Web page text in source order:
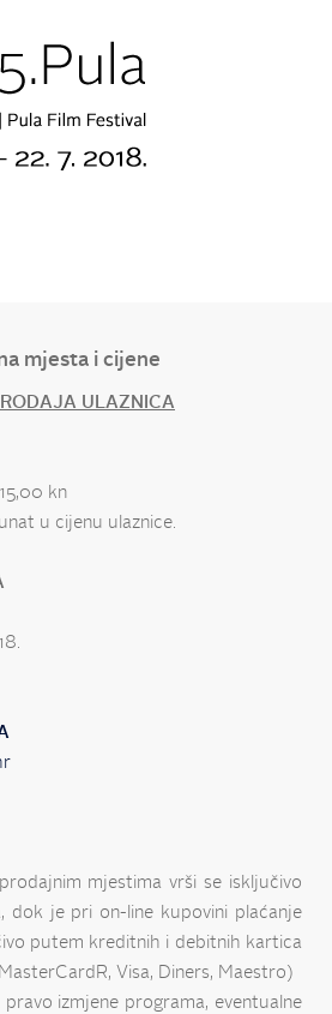
mjesta i cijene
ULAZNICA
kn
u cijenu ulaznice.
mjestima vrši se isključivo
dok je pri on-line kupovini plaćanje
putem kreditnih i debitnih kartica
Visa, Diners, Maestro)
izmjene programa, eventualne